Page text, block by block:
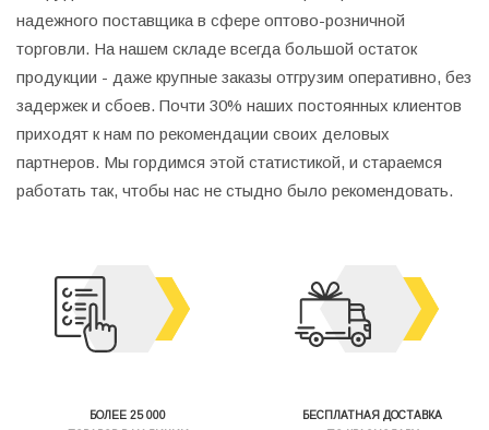
надежного поставщика в сфере оптово-розничной
торговли. На нашем складе всегда большой остаток
продукции - даже крупные заказы отгрузим оперативно, без
задержек и сбоев. Почти 30% наших постоянных клиентов
приходят к нам по рекомендации своих деловых
партнеров. Мы гордимся этой статистикой, и стараемся
работать так, чтобы нас не стыдно было рекомендовать.
БОЛЕЕ 25 000
БЕСПЛАТНАЯ ДОСТАВКА